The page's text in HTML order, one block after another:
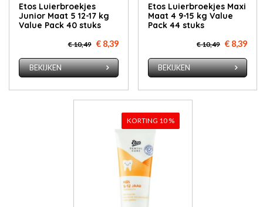
Etos Luierbroekjes
Junior Maat 5 12-17 kg
Value Pack 40 stuks
€ 10,49 € 8,39
BEKIJKEN
Etos Luierbroekjes Maxi
Maat 4 9-15 kg Value
Pack 44 stuks
€ 10,49 € 8,39
BEKIJKEN
KORTING 10 %